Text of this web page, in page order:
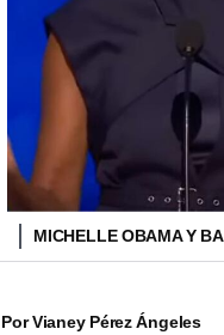
MICHELLE OBAMA Y
PorVianey Pérez Ángeles